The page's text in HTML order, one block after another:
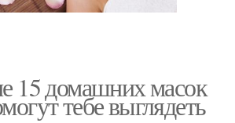
15 домашних масок
тебе выглядеть